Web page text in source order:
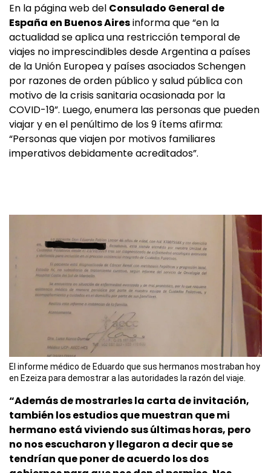
En la página web del Consulado General de
España en Buenos Airesinforma que “en la
actualidad se aplica una restricción temporal de
viajes no imprescindibles desde Argentina a países
de la Unión Europea y países asociados Schengen
por razones de orden público y salud pública con
motivo de la crisis sanitaria ocasionada por la
COVID-19”. Luego, enumera las personas que pueden
viajar y en el penúltimo de los 9 ítems afirma:
“Personas que viajen por motivos familiares
imperativos debidamente acreditados”.
El informe médico de Eduardo que sus hermanos mostraban hoy
en Ezeiza para demostrar a las autoridades la razón del viaje.
“Además de mostrarles la carta de invitación,
también los estudios que muestran que mi
hermano está viviendo sus últimas horas, pero
no nos escucharon y llegaron a decir que se
tendrían que poner de acuerdo los dos